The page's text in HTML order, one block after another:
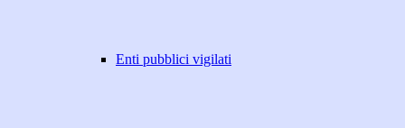
Enti pubblici vigilati